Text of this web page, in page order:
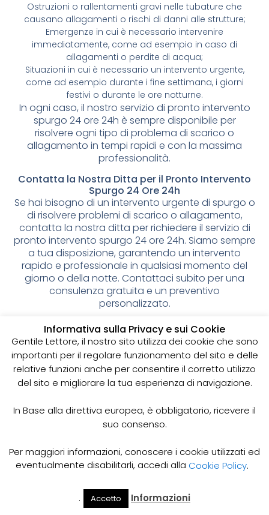
Ostruzioni o rallentamenti gravi nelle tubature che
causano allagamenti o rischi di danni alle strutture;
Emergenze in cui è necessario intervenire
immediatamente, come ad esempio in caso di
allagamenti o perdite di acqua;
Situazioni in cui è necessario un intervento urgente,
come ad esempio durante i fine settimana, i giorni
festivi o durante le ore notturne.
In ogni caso, il nostro servizio di pronto intervento
spurgo 24 ore 24h è sempre disponibile per
risolvere ogni tipo di problema di scarico o
allagamento in tempi rapidi e con la massima
professionalità.
Contatta la Nostra Ditta per il Pronto Intervento
Spurgo 24 Ore 24h
Se hai bisogno di un intervento urgente di spurgo o
di risolvere problemi di scarico o allagamento,
contatta la nostra ditta per richiedere il servizio di
pronto intervento spurgo 24 ore 24h. Siamo sempre
a tua disposizione, garantendo un intervento
rapido e professionale in qualsiasi momento del
giorno o della notte. Contattaci subito per una
consulenza gratuita e un preventivo
personalizzato.
Spurgo pozzi neri: cos’è e
perché è importante
I pozzi neri sono delle strutture sotterranee utilizzate
per la raccolta delle acque reflue domestiche,
sistema di smaltimento delle acque fognarie. Lo
spurgo dei pozzi neri è un’operazione essenziale
e prevenire il rischio di allagamenti, cattivi odori e
infezioni.
Lo spurgo dei pozzi neri viene effettuato mediante
l’utilizzo di apposite pompe e attrezzature
Cerca Il Mio
Informativa sulla Privacy e sui Cookie
Gentile Lettore, il nostro sito utilizza dei cookie che sono
importanti per il regolare funzionamento del sito e delle
relative funzioni anche per consentire il corretto utilizzo
del sito e migliorare la tua esperienza di navigazione.
In Base alla direttiva europea, è obbligatorio, ricevere il
suo consenso.
Per maggiori informazioni, conoscere i cookie utilizzati ed
eventualmente disabilitarli, accedi alla Cookie Policy.
. Accetto Informazioni